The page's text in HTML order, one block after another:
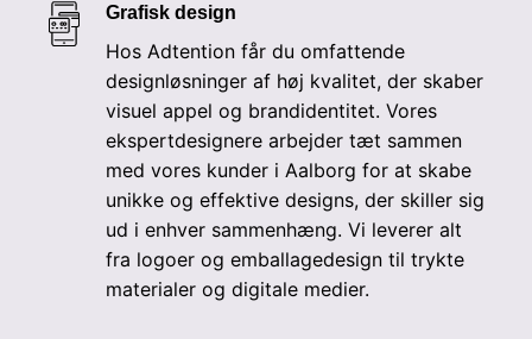
Grafisk design
Hos Adtention får du omfattende
designløsninger af høj kvalitet, der skaber
visuel appel og brandidentitet. Vores
ekspertdesignere arbejder tæt sammen
med vores kunder i Aalborg for at skabe
unikke og effektive designs, der skiller sig
ud i enhver sammenhæng. Vi leverer alt
fra logoer og emballagedesign til trykte
materialer og digitale medier.